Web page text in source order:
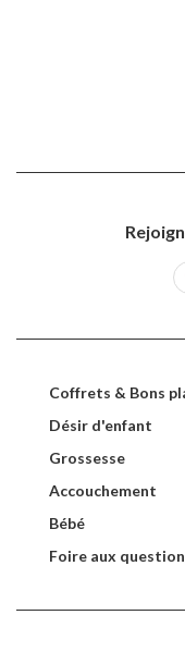
Coffrets & Bons
Désir d'enfant
Grossesse
Accouchement
Bébé
Foire aux